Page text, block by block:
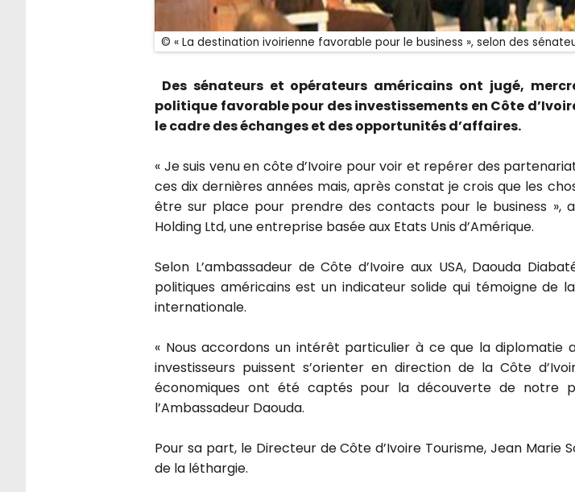
© « La destination ivoirienne favorable pour le business », selon des
Des sénateurs et opérateurs américains ont jugé,
politique favorable pour des investissements en Côte
le cadre des échanges et des opportunités d’affaires.
« Je suis venu en côte d’Ivoire pour voir et repérer des
ces dix dernières années mais, après constat je crois que les
être sur place pour prendre des contacts pour le business »,
Holding Ltd, une entreprise basée aux Etats Unis d’Amérique.
Selon L’ambassadeur de Côte d’Ivoire aux USA, Daouda
politiques américains est un indicateur solide qui témoigne
internationale.
« Nous accordons un intérêt particulier à ce que la
investisseurs puissent s’orienter en direction de la Côte
économiques ont été captés pour la découverte de notre
l’Ambassadeur Daouda.
Pour sa part, le Directeur de Côte d’Ivoire Tourisme, Jean
de la léthargie.